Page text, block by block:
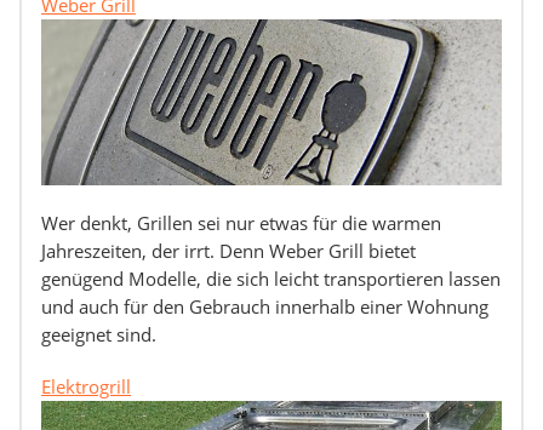
Weber Grill
Wer denkt, Grillen sei nur etwas für die warmen
Jahreszeiten, der irrt. Denn Weber Grill bietet
genügend Modelle, die sich leicht transportieren lassen
und auch für den Gebrauch innerhalb einer Wohnung
geeignet sind.
Elektrogrill